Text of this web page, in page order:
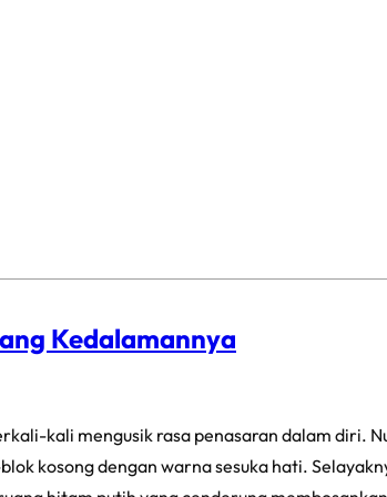
Kedalamannya
kali mengusik rasa penasaran dalam diri.
kosong dengan warna sesuka hati.